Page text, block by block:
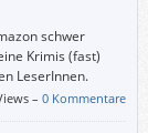
schwer
Krimis (fast)
LeserInnen.
als
–0 Kommentare